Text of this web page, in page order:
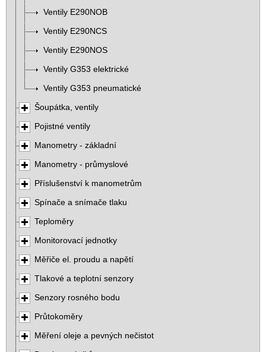
Ventily E290NOB
Ventily E290NCS
Ventily E290NOS
Ventily G353 elektrické
Ventily G353 pneumatické
Šoupátka, ventily
Pojistné ventily
Manometry - základní
Manometry - průmyslové
Příslušenství k manometrům
Spínače a snímače tlaku
Teploměry
Monitorovací jednotky
Měřiče el. proudu a napětí
Tlakové a teplotní senzory
Senzory rosného bodu
Průtokoměry
Měření oleje a pevných nečistot